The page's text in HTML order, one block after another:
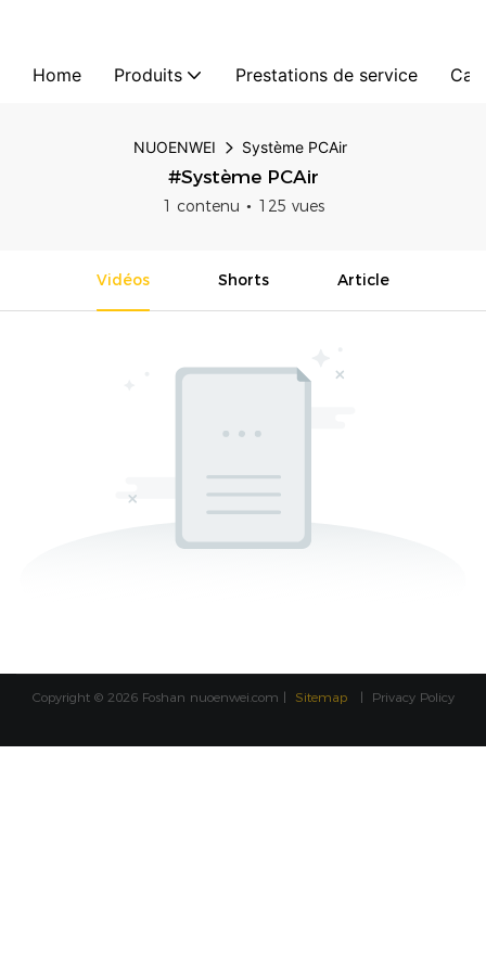
Home Produits Prestations de service Cas
NUOENWEI Système PCAir
#Système PCAir
1 contenu 125 vues
Vidéos Shorts Article
Copyright © 2026 Foshan nuoenwei.com | Sitemap | Privacy Policy